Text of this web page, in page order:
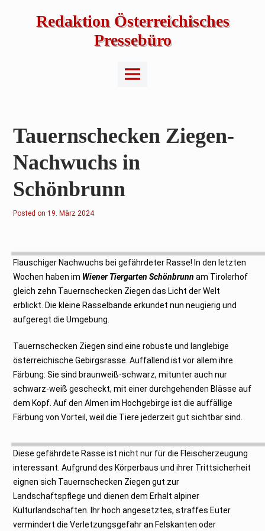
Redaktion Österreichisches
Pressebüro
Main
Menu
Tauernschecken Ziegen-
Nachwuchs in
Schönbrunn
Posted on1
r
z
2
0
2
4
19. März 2024
Flauschiger Nachwuchs bei gefährdeter Rasse! In den letzten
Wochen haben im Wiener Tiergarten Schönbrunnam Tirolerhof
gleich zehn Tauernschecken Ziegen das Licht der Welt
erblickt. Die kleine Rasselbande erkundet nun neugierig und
aufgeregt die Umgebung.
Tauernschecken Ziegen sind eine robuste und langlebige
österreichische Gebirgsrasse. Auffallend ist vor allem ihre
Färbung: Sie sind braunweiß-schwarz, mitunter auch nur
schwarz-weiß gescheckt, mit einer durchgehenden Blässe auf
dem Kopf. Auf den Almen im Hochgebirge ist die auffällige
Färbung von Vorteil, weil die Tiere jederzeit gut sichtbar sind.
Diese gefährdete Rasse ist nicht nur für die Fleischerzeugung
interessant. Aufgrund des Körperbaus und ihrer Trittsicherheit
eignen sich Tauernschecken Ziegen gut zur
Landschaftspflege und dienen dem Erhalt alpiner
Kulturlandschaften. Ihr hoch angesetztes, straffes Euter
vermindert die Verletzungsgefahr an Felskanten oder